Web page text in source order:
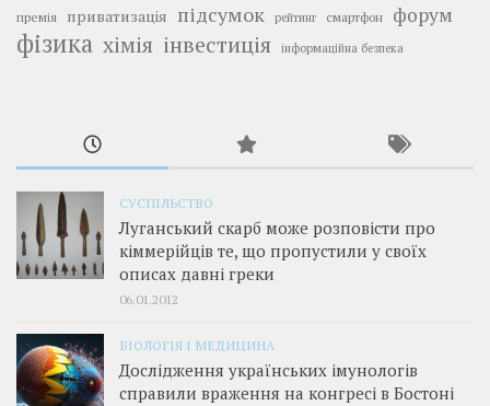
премія приватизація підсумок рейтинг смартфон форум
фізика хімія інвестиція інформаційна безпека
СУСПІЛЬСТВО
Луганський скарб може розповісти про
кіммерійців те, що пропустили у своїх
описах давні греки
06.01.2012
БІОЛОГІЯ І МЕДИЦИНА
Дослідження українських імунологів
справили враження на конгресі в Бостоні